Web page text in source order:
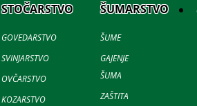
STOČARSTVO
GOVEDARSTVO
SVINJARSTVO
OVČARSTVO
KOZARSTVO
ŠUMARSTVO
ŠUME
GAJENJE
ŠUMA
ZAŠTITA